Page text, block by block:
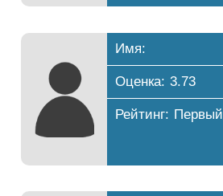
Имя:
Оценка: 3.73
Рейтинг: Первый